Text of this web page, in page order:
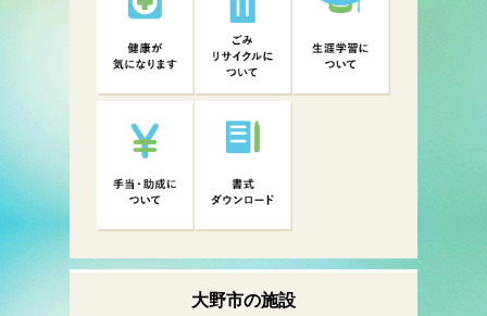
大野市の施設